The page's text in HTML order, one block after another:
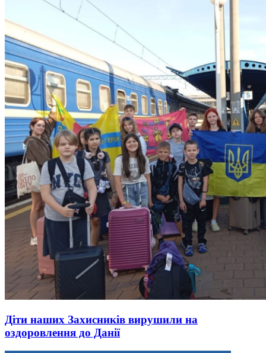
Діти наших Захисників вирушили на
оздоровлення до Данії